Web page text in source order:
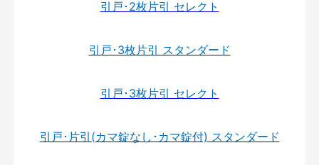
引戸･2枚片引 セレクト
引戸･3枚片引 スタンダード
引戸･3枚片引 セレクト
引戸･片引(カマ錠なし･カマ錠付) スタンダード